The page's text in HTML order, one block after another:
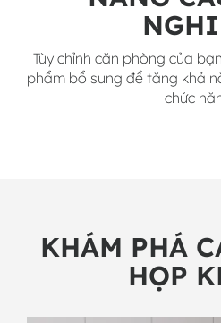
Tùy chỉnh căn phòng của
phẩm bổ sung để tăng khả
chức
KHÁM PHÁ
HỌP